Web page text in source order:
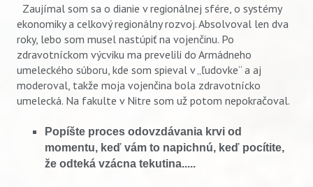
Vyhľadávanie
Zaujímal som sa o dianie v regionálnej sfére, o systémy
ekonomiky a celkový regionálny rozvoj. Absolvoval len dva
roky, lebo som musel nastúpiť na vojenčinu. Po
zdravotníckom výcviku ma prevelili do Armádneho
umeleckého súboru, kde som spieval v „ľudovke“ a aj
moderoval, takže moja vojenčina bola zdravotnícko
umelecká. Na fakulte v Nitre som už potom nepokračoval.
Popíšte proces odovzdávania krvi od
momentu, keď vám to napichnú, keď pocítite,
že odteká vzácna tekutina.....